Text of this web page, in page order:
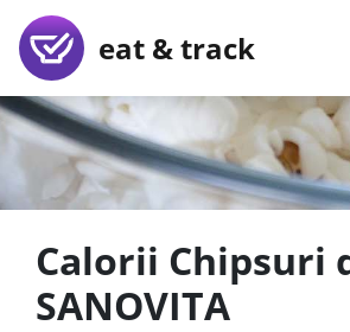
eat & track
Calorii Chipsuri
SANOVITA